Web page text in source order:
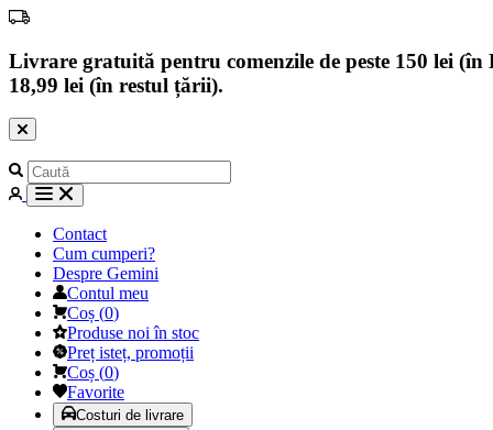
Livrare gratuită pentru comenzile de peste 150 lei
18,99 lei (în restul țării).
Contact
Cum cumperi?
Despre Gemini
Contul meu
Coș (0)
Produse noi în stoc
Preț isteț, promoții
Coș (0)
Favorite
Costuri de livrare